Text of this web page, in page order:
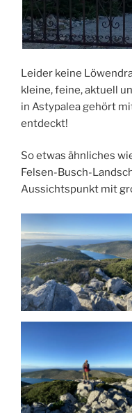
Leider keine
kleine, feine, aktuell
in Astypalea gehört
entdeckt!
So etwas ähnliches
Felsen-Busch-
Aussichtspunkt mit